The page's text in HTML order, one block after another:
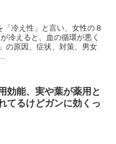
冷え性」と言い、女性の８
冷えると、血の循環が悪く
の原因、症状、対策、男女
効能、実や葉が薬用と
てるけどガンに効くっ